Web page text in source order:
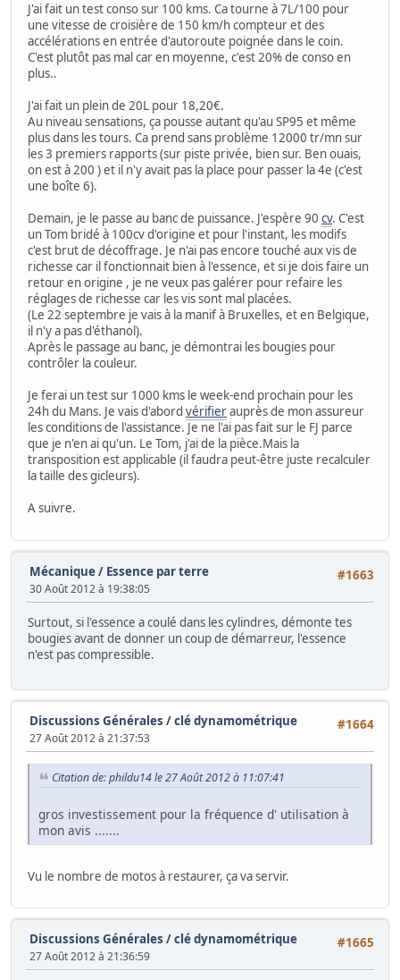
J'ai fait un test conso sur 100 kms. Ca tourne à 7L/100 pour
une vitesse de croisière de 150 km/h compteur et des
accélérations en entrée d'autoroute poignée dans le coin.
C'est plutôt pas mal car en moyenne, c'est 20% de conso en
plus..
J'ai fait un plein de 20L pour 18,20€.
Au niveau sensations, ça pousse autant qu'au SP95 et même
plus dans les tours. Ca prend sans problème 12000 tr/mn sur
les 3 premiers rapports (sur piste privée, bien sur. Ben ouais,
on est à 200 ) et il n'y avait pas la place pour passer la 4e (c'est
une boîte 6).
Demain, je le passe au banc de puissance. J'espère 90 cv. C'est
un Tom bridé à 100cv d'origine et pour l'instant, les modifs
c'est brut de décoffrage. Je n'ai pas encore touché aux vis de
richesse car il fonctionnait bien à l'essence, et si je dois faire un
retour en origine , je ne veux pas galérer pour refaire les
réglages de richesse car les vis sont mal placées.
(Le 22 septembre je vais à la manif à Bruxelles, et en Belgique,
il n'y a pas d'éthanol).
Après le passage au banc, je démontrai les bougies pour
contrôler la couleur.
Je ferai un test sur 1000 kms le week-end prochain pour les
24h du Mans. Je vais d'abord vérifierauprès de mon assureur
les conditions de l'assistance. Je ne l'ai pas fait sur le FJ parce
que je n'en ai qu'un. Le Tom, j'ai de la pièce.Mais la
transposition est applicable (il faudra peut-être juste recalculer
la taille des gicleurs).
A suivre.
#1663
Mécanique/ Essence par terre
30 Août 2012 à 19:38:05
Surtout, si l'essence a coulé dans les cylindres, démonte tes
bougies avant de donner un coup de démarreur, l'essence
n'est pas compressible.
#1664
Discussions Générales /clé dynamométrique
27 Août 2012 à 21:37:53
Citation de: phildu14 le 27 Août 2012 à 11:07:41
gros investissement pour la fréquence d' utilisation à
mon avis .......
Vu le nombre de motos à restaurer, ça va servir.
#1665
Discussions Générales /clé dynamométrique
27 Août 2012 à 21:36:59